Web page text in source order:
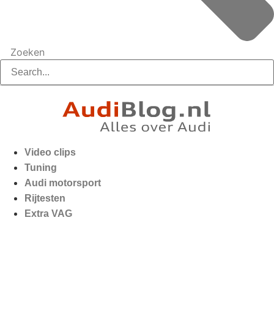
Zoeken
Video clips
Tuning
Audi motorsport
Rijtesten
Extra VAG